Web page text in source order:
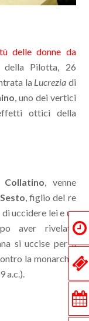
delle donne da
della Pilotta, 26
la Lucrezia di
, uno dei vertici
ottici della
Collatino, venne
Sesto, figlio del re
uccidere lei e un
aver rivelato
si uccise per il
la monarchia
a.c.).